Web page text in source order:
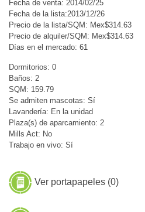
Fecha de venta: 2014/02/25
Fecha de la lista:2013/12/26
Precio de la lista/SQM: Mex$314.63
Precio de alquiler/SQM: Mex$314.63
Días en el mercado: 61
Dormitorios: 0
Baños: 2
SQM: 159.79
Se admiten mascotas: Sí
Lavandería: En la unidad
Plaza(s) de aparcamiento: 2
Mills Act: No
Trabajo en vivo: Sí
Ver portapapeles (0)